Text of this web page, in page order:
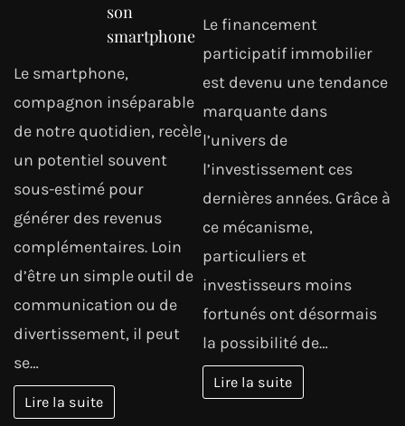
son
smartphone
Le smartphone,
compagnon inséparable
de notre quotidien, recèle
un potentiel souvent
sous-estimé pour
générer des revenus
complémentaires. Loin
d’être un simple outil de
communication ou de
divertissement, il peut
se…
Lire la suite
Le financement
participatif immobilier
est devenu une tendance
marquante dans
l’univers de
l’investissement ces
dernières années. Grâce à
ce mécanisme,
particuliers et
investisseurs moins
fortunés ont désormais
la possibilité de…
Lire la suite